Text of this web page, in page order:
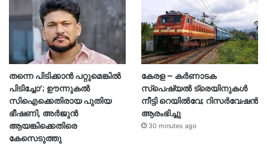
തന്നെ പിടിക്കാൻ പറ്റുമെങ്കിൽ
പിടിച്ചോ’; ഊന്നുകൽ
സിഐക്കെതിരായ പുതിയ
ഭീഷണി, അർജുൻ
ആയങ്കിക്കെതിരെ
കേസെടുത്തു
കേരള – കർണാടക
സ്പെഷ്യൽ ട്രെയിനുകൾ
നീട്ടി റെയിൽവേ; റിസർവേഷൻ
ആരംഭിച്ചു
30 minutes ago